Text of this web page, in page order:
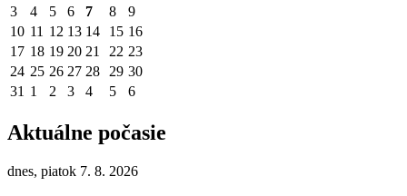
3
4 5 6 7 8
9
10 11 12 13 14 15 16
17 18 19 20 21 22 23
24 25 26 27 28 29 30
31 1 2 3 4 5 6
Aktuálne počasie
dnes, piatok 7. 8. 2026